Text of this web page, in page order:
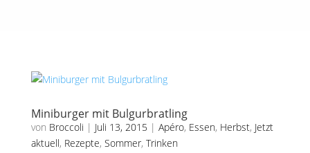
Miniburger mit Bulgurbratling
von Broccoli | Juli 13, 2015 | Apéro, Essen, Herbst, Jetzt
aktuell, Rezepte, Sommer, Trinken